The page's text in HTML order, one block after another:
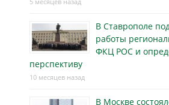
В Ставрополе
работы
ФКЦ РОС и
перспективу
10 месяцев назад
В Москве